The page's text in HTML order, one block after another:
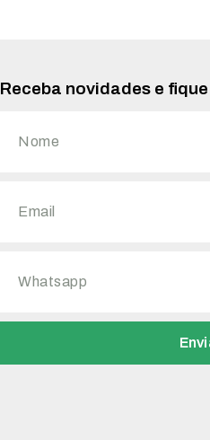
Receba novidades e